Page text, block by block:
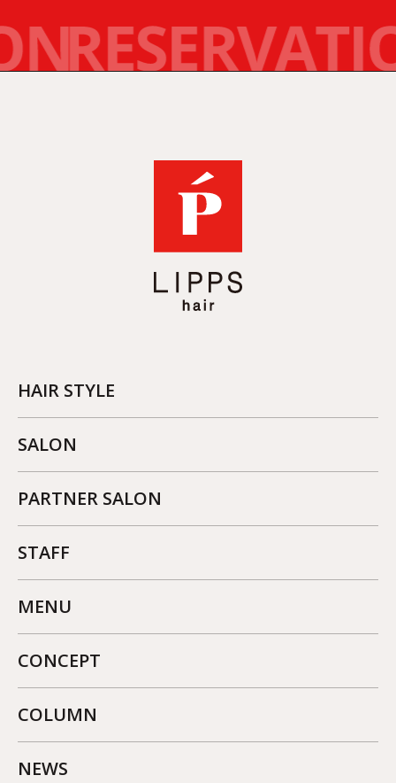
HAIR STYLE
SALON
PARTNER SALON
STAFF
MENU
CONCEPT
COLUMN
NEWS